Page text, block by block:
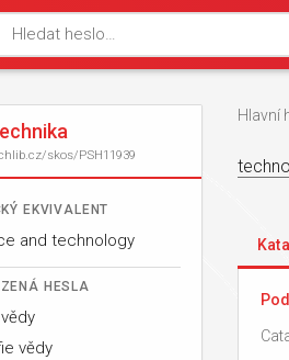
skos/PSH11939
EKVIVALENT
and technology
HESLA
vědy
Hlavní